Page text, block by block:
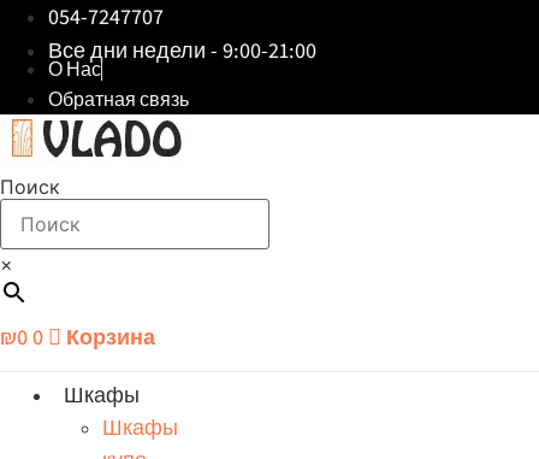
054-7247707
Все дни недели - 9:00-21:00
О Нас
Обратная связь
Поиск
×
₪00 Корзина
Шкафы
Шкафы